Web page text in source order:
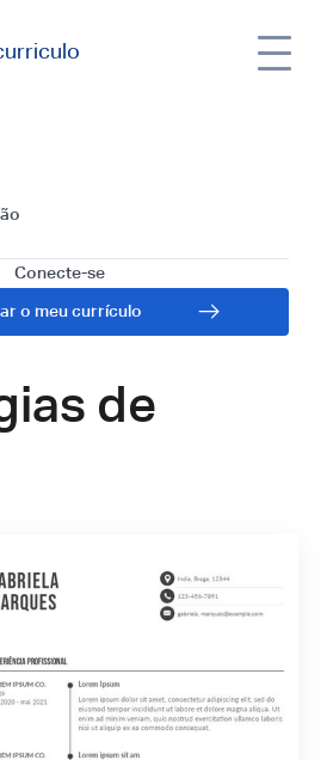
Conecte-se
o meu currículo
a Arte
um
para
em
de